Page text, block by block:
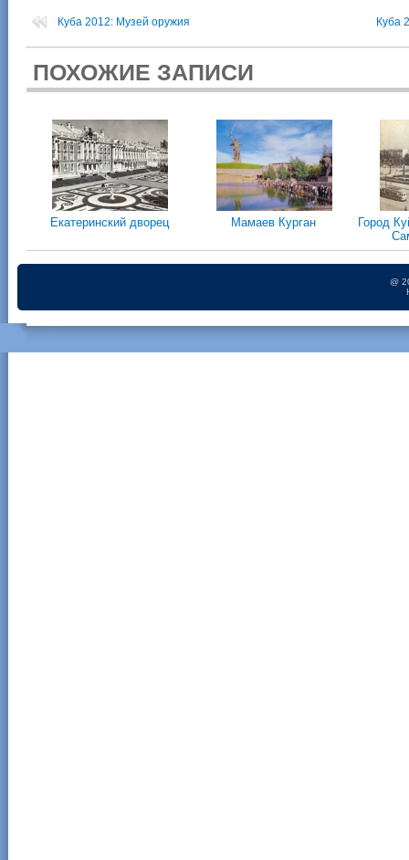
Куба 2012: Музей оружия Куба
ПОХОЖИЕ ЗАПИСИ
Екатеринский дворец Мамаев Курган
Город
@